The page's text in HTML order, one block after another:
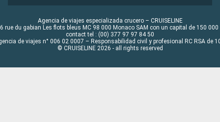
Agencia de viajes especializada crucero – CRUISELINE
rue du gabian Les flots bleus MC 98 000 Monaco SAM con un capital de 150 000
contact tel : (00) 377 97 97 84 50
de viajes n° 006 02 0007 – Responsabilidad civil y profesional RC RSA de
© CRUISELINE 2026 - all rights reserved